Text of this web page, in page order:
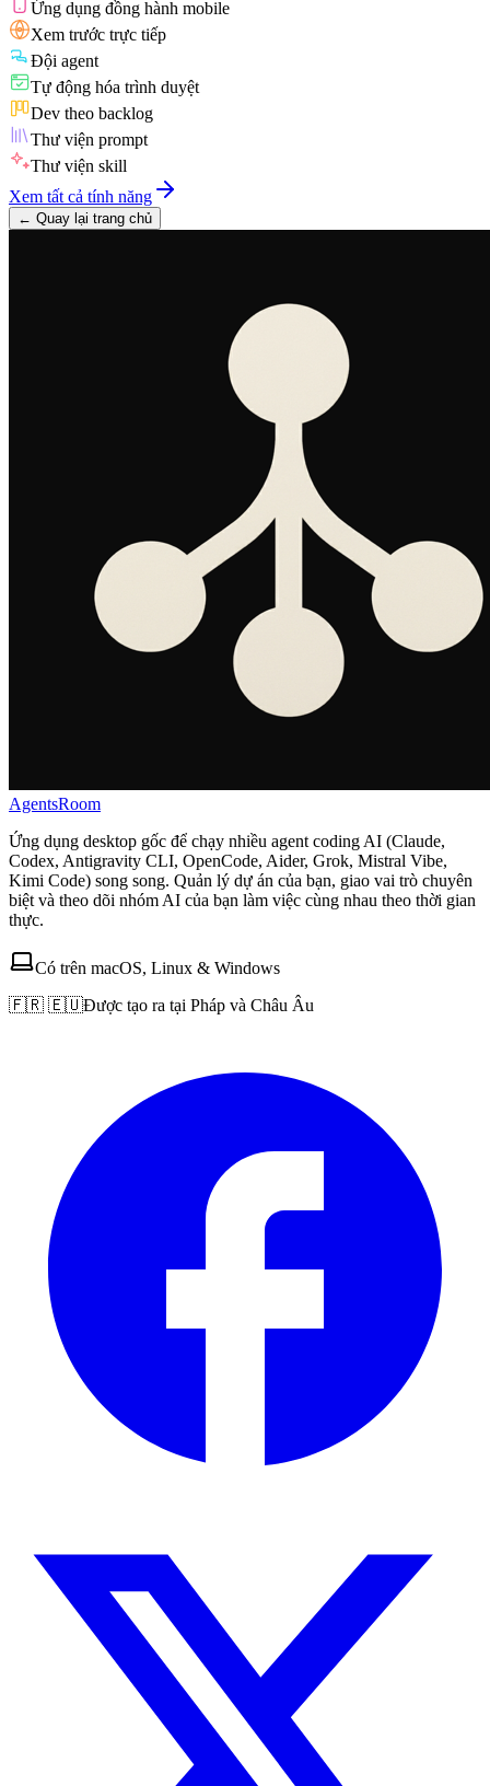
Ứng dụng đồng hành mobile
Xem trước trực tiếp
Đội agent
Tự động hóa trình duyệt
Dev theo backlog
Thư viện prompt
Thư viện skill
Xem tất cả tính năng
← Quay lại trang chủ
AgentsRoom
Ứng dụng desktop gốc để chạy nhiều agent coding AI (Claude,
Codex, Antigravity CLI, OpenCode, Aider, Grok, Mistral Vibe,
Kimi Code) song song. Quản lý dự án của bạn, giao vai trò chuyên
biệt và theo dõi nhóm AI của bạn làm việc cùng nhau theo thời gian
thực.
Có trên macOS, Linux & Windows
🇫🇷 🇪🇺Được tạo ra tại Pháp và Châu Âu